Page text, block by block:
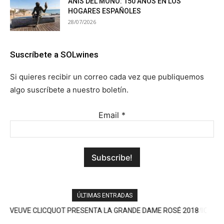
HOGARES ESPAÑOLES
28/07/2026
Suscríbete a SOLwines
Si quieres recibir un correo cada vez que publiquemos
algo suscríbete a nuestro boletín.
Email *
ÚLTIMAS ENTRADAS
ARROPE (EN RUEDA) LA PERFECTA PARADA GASTRONÓMICA